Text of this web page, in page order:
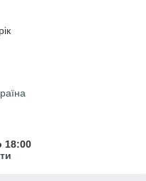
18:00